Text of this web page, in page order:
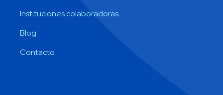
Instituciones colaboradoras
Blog
Contacto